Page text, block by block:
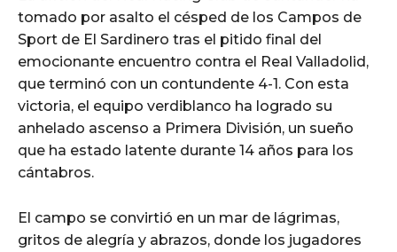
tomado por asalto el césped de los Campos de
Sport de El Sardinero tras el pitido final del
emocionante encuentro contra el Real Valladolid,
que terminó con un contundente 4-1. Con esta
victoria, el equipo verdiblanco ha logrado su
anhelado ascenso a Primera División, un sueño
que ha estado latente durante 14 años para los
cántabros.
El campo se convirtió en un mar de lágrimas,
gritos de alegría y abrazos, donde los jugadores